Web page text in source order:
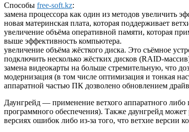
Способы free-soft.kz:
замена процессора как один из методов увеличить
новая материнская плата, которая поддерживает
увеличение объёма оперативной памяти, которая
выше эффективность компьютера.
увеличение объёма жёсткого диска. Это съёмное
подключить несколько жёстких дисков (RAID-
замена видеокарты на больше стремительную, что
модернизация (в том числе оптимизация и тонкая
аппаратной частью ПК дозволено обновлением
Даунгрейд — применение ветхого аппаратного
программного обеспечения). Также даунгрейд
версиях ошибок либо из-за того, что ветхие версии